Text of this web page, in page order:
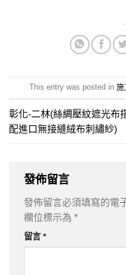
This entry was posted in 施
彰化-二林(絲綢壓紋遮光布
配進口無接縫絨布刺繡紗)
發佈留言
發佈留言必須填寫的電
欄位標示為 *
留言*